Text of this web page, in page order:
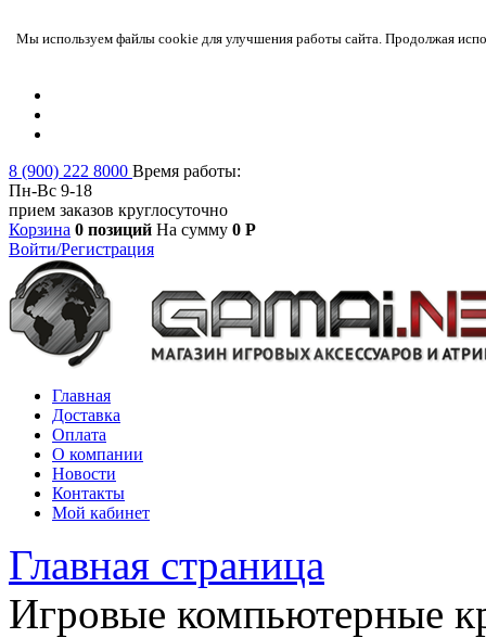
Мы используем файлы cookie для улучшения работы сайта. Продолжая
8 (900) 222 8000 Время работы:
Пн-Вс 9-18
прием заказов круглосуточно
Корзина 0 позиций На сумму 0 Р
Войти/Регистрация
Главная
Доставка
Оплата
О компании
Новости
Контакты
Мой кабинет
Главная страница
Игровые компьютерные